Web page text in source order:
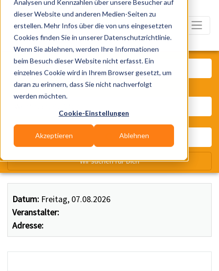
Analysen und Kennzahlen über unsere Besucher auf
dieser Website und anderen Medien-Seiten zu
erstellen. Mehr Infos über die von uns eingesetzten
Cookies finden Sie in unserer Datenschutzrichtlinie.
Wenn Sie ablehnen, werden Ihre Informationen
beim Besuch dieser Website nicht erfasst. Ein
einzelnes Cookie wird in Ihrem Browser gesetzt, um
daran zu erinnern, dass Sie nicht nachverfolgt
werden möchten.
Cookie-Einstellungen
Akzeptieren Ablehnen
Datum: Freitag, 07.08.2026
Veranstalter:
Adresse:
Was? Künstler, Zelte, Bands,
Wir suchen für Dich